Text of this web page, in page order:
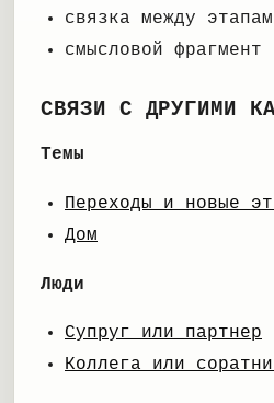
связка между
смысловой фрагмент
СВЯЗИ С ДРУГИМИ
Темы
Переходы и новые
Дом
Люди
Супруг или партнер
Коллега или